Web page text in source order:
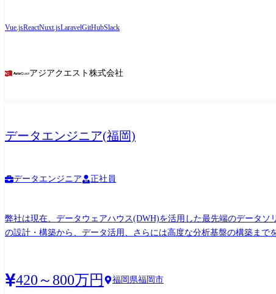
先進化など、世の中にインパクトがある企業のサービスを当社が主
合わせた開発経験を転職せずに当社内でスキルチェンジを実施する
チェンジの実績も多数あります。 プロジェクト例 大手ゼネコン向け業務DX推進プロジェクト 大手ゼネコンの建物の企画・設計から施工、竣工後の維持管理・運営までの各情報を全てデジ
なデジタルプラットフォームの立上げなどを、クライアントと相談
案・推進も実施しております。 ◎開発環境:Ruby on Rails,Vue.js/React,AWS ◎対応フェーズ:
Vue.jsReactNuxt.jsLaravelGitHubSlack
アジアクエスト株式会社
データエンジニア(福岡)
データエンジニア 正社員
弊社は現在、データウェアハウス(DWH)を活用した最先端のデータ
の設計・構築から、データ活用、さらには高度な分析基盤の構築ま
Hubs等), GCP (Cloud Storage, Pub/Sub等) ・データベース:
Python, SQL, Java ・ETL/ELT サービス: TROCCO, Fivetran, Talend,
420～800万円 福岡県福岡市